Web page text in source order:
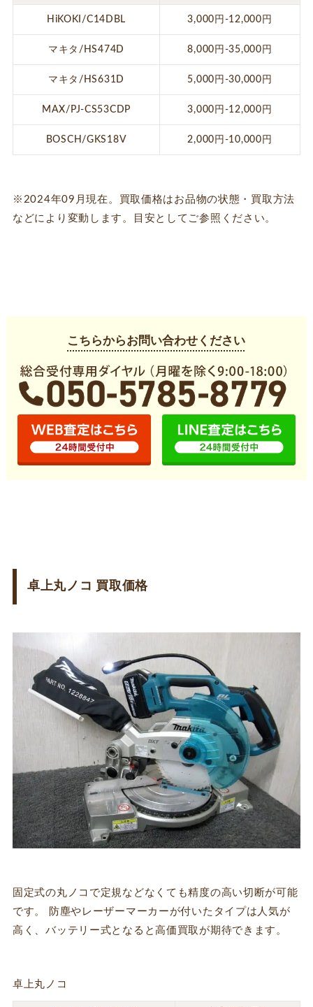
HiKOKI/C14DBL 3,000円-12,000円
マキタ/HS474D 8,000円-35,000円
マキタ/HS631D 5,000円-30,000円
MAX/PJ-CS53CDP 3,000円-12,000円
BOSCH/GKS18V 2,000円-10,000円
※2024年09月現在。買取価格はお品物の状態・買取方法
などにより変動します。目安としてご参照ください。
こちらからお問い合わせください
卓上丸ノコ 買取価格
固定式の丸ノコで定規などなくても精度の高い切断が可能
です。 防塵やレーザーマーカーが付いたタイプは人気が
高く、バッテリー式となると高価買取が期待できます。
卓上丸ノコ